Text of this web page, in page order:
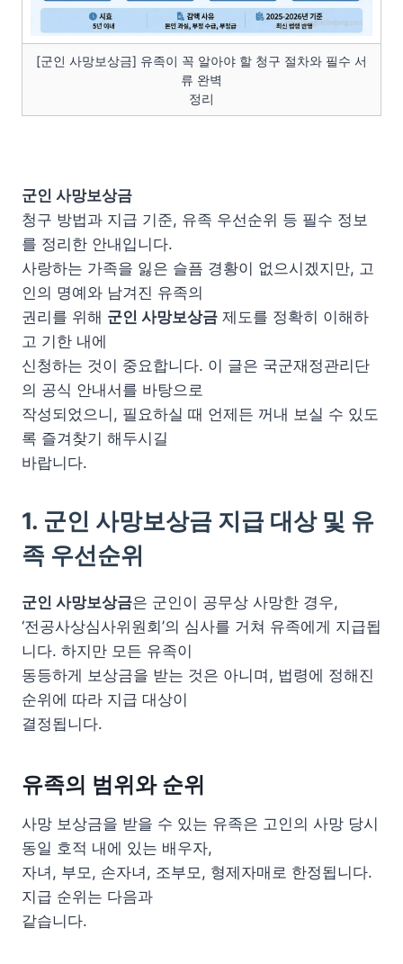
[군인 사망보상금] 유족이 꼭 알아야 할 청구 절차와 필수 서
류 완벽
정리
군인 사망보상금
청구 방법과 지급 기준, 유족 우선순위 등 필수 정보
를 정리한 안내입니다.
사랑하는 가족을 잃은 슬픔 경황이 없으시겠지만, 고
인의 명예와 남겨진 유족의
권리를 위해 군인 사망보상금 제도를 정확히 이해하
고 기한 내에
신청하는 것이 중요합니다. 이 글은 국군재정관리단
의 공식 안내서를 바탕으로
작성되었으니, 필요하실 때 언제든 꺼내 보실 수 있도
록 즐겨찾기 해두시길
바랍니다.
1. 군인 사망보상금 지급 대상 및 유
족 우선순위
군인 사망보상금은 군인이 공무상 사망한 경우,
‘전공사상심사위원회’의 심사를 거쳐 유족에게 지급됩
니다. 하지만 모든 유족이
동등하게 보상금을 받는 것은 아니며, 법령에 정해진
순위에 따라 지급 대상이
결정됩니다.
유족의 범위와 순위
사망 보상금을 받을 수 있는 유족은 고인의 사망 당시
동일 호적 내에 있는 배우자,
자녀, 부모, 손자녀, 조부모, 형제자매로 한정됩니다.
지급 순위는 다음과
같습니다.